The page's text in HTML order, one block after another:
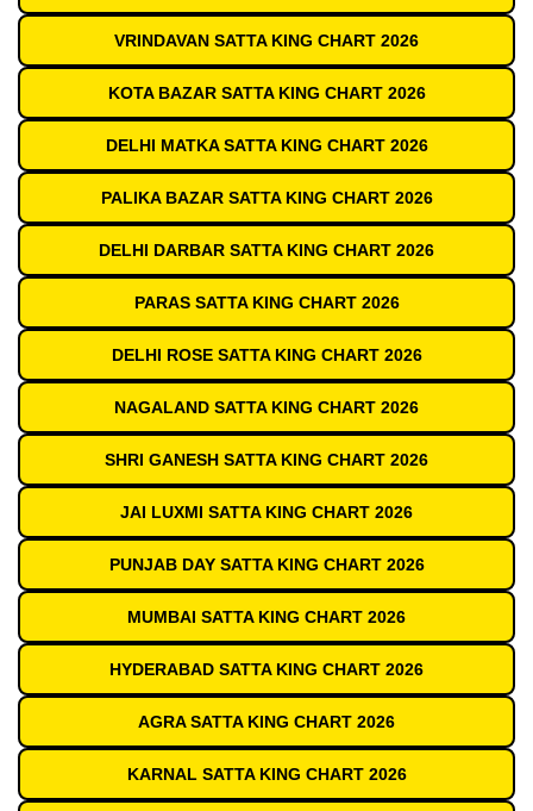
VRINDAVAN SATTA KING CHART 2026
KOTA BAZAR SATTA KING CHART 2026
DELHI MATKA SATTA KING CHART 2026
PALIKA BAZAR SATTA KING CHART 2026
DELHI DARBAR SATTA KING CHART 2026
PARAS SATTA KING CHART 2026
DELHI ROSE SATTA KING CHART 2026
NAGALAND SATTA KING CHART 2026
SHRI GANESH SATTA KING CHART 2026
JAI LUXMI SATTA KING CHART 2026
PUNJAB DAY SATTA KING CHART 2026
MUMBAI SATTA KING CHART 2026
HYDERABAD SATTA KING CHART 2026
AGRA SATTA KING CHART 2026
KARNAL SATTA KING CHART 2026